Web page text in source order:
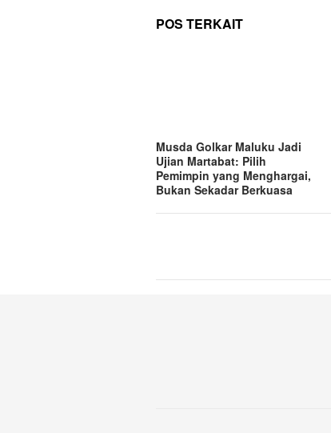
POS TERKAIT
Musda Golkar Maluku Jadi
Ujian Martabat: Pilih
Pemimpin yang Menghargai,
Bukan Sekadar Berkuasa